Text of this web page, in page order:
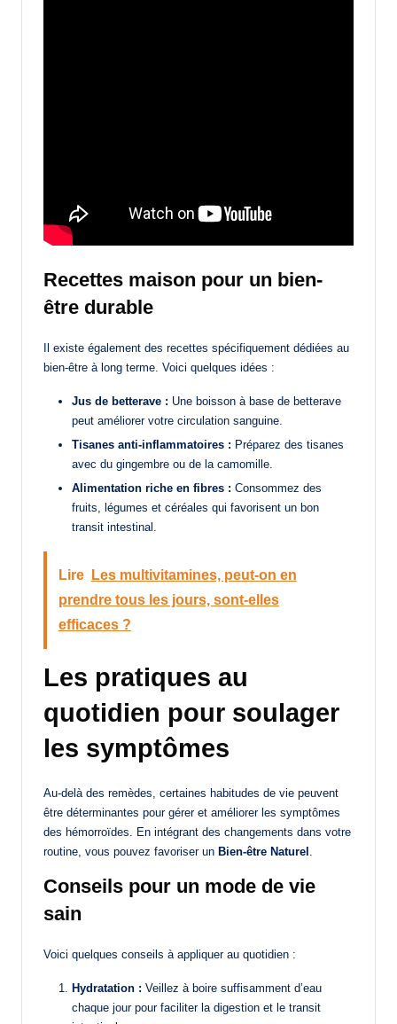
Recettes maison pour un bien-
être durable
Il existe également des recettes spécifiquement dédiées au
bien-être à long terme. Voici quelques idées :
Jus de betterave : Une boisson à base de betterave
peut améliorer votre circulation sanguine.
Tisanes anti-inflammatoires : Préparez des tisanes
avec du gingembre ou de la camomille.
Alimentation riche en fibres : Consommez des
fruits, légumes et céréales qui favorisent un bon
transit intestinal.
Lire
Les multivitamines, peut-on en
prendre tous les jours, sont-elles
efficaces ?
Les pratiques au
quotidien pour soulager
les symptômes
Au-delà des remèdes, certaines habitudes de vie peuvent
être déterminantes pour gérer et améliorer les symptômes
des hémorroïdes. En intégrant des changements dans votre
routine, vous pouvez favoriser un Bien-être Naturel .
Conseils pour un mode de vie
sain
Voici quelques conseils à appliquer au quotidien :
Hydratation : Veillez à boire suffisamment d’eau
chaque jour pour faciliter la digestion et le transit